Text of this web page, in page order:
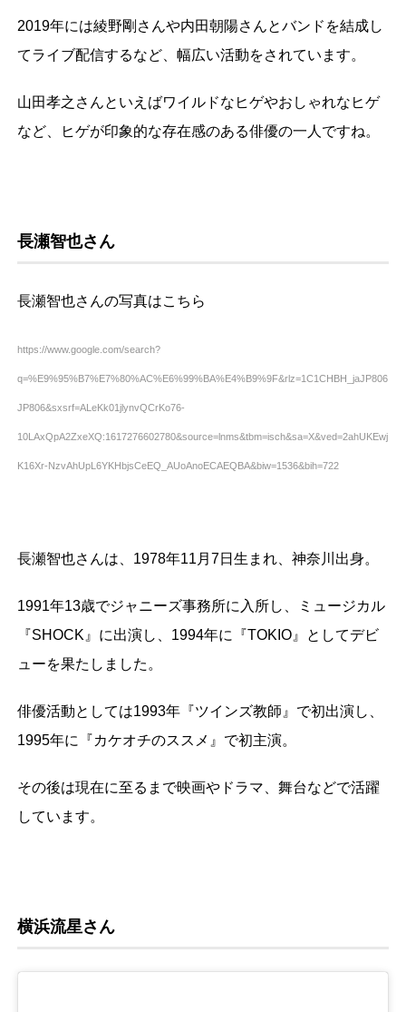
2019年には綾野剛さんや内田朝陽さんとバンドを結成し
てライブ配信するなど、幅広い活動をされています。
山田孝之さんといえばワイルドなヒゲやおしゃれなヒゲ
など、ヒゲが印象的な存在感のある俳優の一人ですね。
長瀬智也さん
長瀬智也さんの写真はこちら
https://www.google.com/search?
q=%E9%95%B7%E7%80%AC%E6%99%BA%E4%B9%9F&rlz=1C1CHBH_jaJP806
JP806&sxsrf=ALeKk01jlynvQCrKo76-
10LAxQpA2ZxeXQ:1617276602780&source=lnms&tbm=isch&sa=X&ved=2ahUKEwj
K16Xr-NzvAhUpL6YKHbjsCeEQ_AUoAnoECAEQBA&biw=1536&bih=722
長瀬智也さんは、1978年11月7日生まれ、神奈川出身。
1991年13歳でジャニーズ事務所に入所し、ミュージカル
『SHOCK』に出演し、1994年に『TOKIO』としてデビ
ューを果たしました。
俳優活動としては1993年『ツインズ教師』で初出演し、
1995年に『カケオチのススメ』で初主演。
その後は現在に至るまで映画やドラマ、舞台などで活躍
しています。
横浜流星さん